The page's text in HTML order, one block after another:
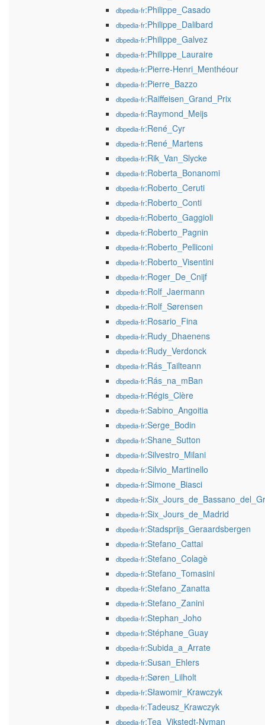
dbpedia-fr:Philippe_Casado
dbpedia-fr:Philippe_Dalibard
dbpedia-fr:Philippe_Galvez
dbpedia-fr:Philippe_Lauraire
dbpedia-fr:Pierre-Henri_Menthéour
dbpedia-fr:Pierre_Bazzo
dbpedia-fr:Raiffeisen_Grand_Prix
dbpedia-fr:Raymond_Meijs
dbpedia-fr:René_Cyr
dbpedia-fr:René_Martens
dbpedia-fr:Rik_Van_Slycke
dbpedia-fr:Roberta_Bonanomi
dbpedia-fr:Roberto_Ceruti
dbpedia-fr:Roberto_Conti
dbpedia-fr:Roberto_Gaggioli
dbpedia-fr:Roberto_Pagnin
dbpedia-fr:Roberto_Pelliconi
dbpedia-fr:Roberto_Visentini
dbpedia-fr:Roger_De_Cnijf
dbpedia-fr:Rolf_Jaermann
dbpedia-fr:Rolf_Sørensen
dbpedia-fr:Rosario_Fina
dbpedia-fr:Rudy_Dhaenens
dbpedia-fr:Rudy_Verdonck
dbpedia-fr:Rás_Tailteann
dbpedia-fr:Rás_na_mBan
dbpedia-fr:Régis_Clère
dbpedia-fr:Sabino_Angoitia
dbpedia-fr:Serge_Bodin
dbpedia-fr:Shane_Sutton
dbpedia-fr:Silvestro_Milani
dbpedia-fr:Silvio_Martinello
dbpedia-fr:Simone_Biasci
dbpedia-fr
dbpedia-fr:Six_Jours_de_Madrid
dbpedia-fr:Stadsprijs_Geraardsbergen
dbpedia-fr:Stefano_Cattai
dbpedia-fr:Stefano_Colagè
dbpedia-fr:Stefano_Tomasini
dbpedia-fr:Stefano_Zanatta
dbpedia-fr:Stefano_Zanini
dbpedia-fr:Stephan_Joho
dbpedia-fr:Stéphane_Guay
dbpedia-fr:Subida_a_Arrate
dbpedia-fr:Susan_Ehlers
dbpedia-fr:Søren_Lilholt
dbpedia-fr:Sławomir_Krawczyk
dbpedia-fr:Tadeusz_Krawczyk
dbpedia-fr:Tea_Vikstedt-Nyman